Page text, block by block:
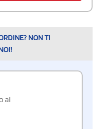
NON TI
al